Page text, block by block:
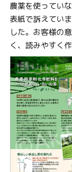
農薬を使ってい
表紙で訴えてい
した。お客様の
く、読みやすく